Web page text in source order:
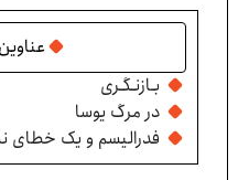
بـازنـگـری
در مرگ یوسا
فدرالیسم و یک خطای